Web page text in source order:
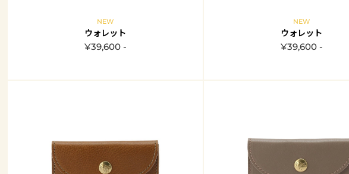
NEW
ウォレット
¥39,600 -
NEW
ウォレット
¥39,600 -